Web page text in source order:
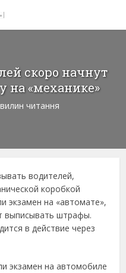
скоро начнут
на «механике»
читання
водителей,
коробкой
экзамен на «автомате»,
выписывать штрафы.
в действие через
экзамен на автомобиле